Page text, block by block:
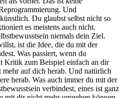
Und
Du glaubst selbst nicht so
es meistens auch nicht.
niemals dein Ziel.
ist die Idee, die du mit der
Was passiert, wenn du
Kritik zum Beispiel einfach an dir
mehr auf dich herab. Und natürlich
herab. Was auch immer du mit der
verbindest, eines ist ganz